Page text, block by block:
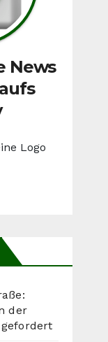
News
Logo
der